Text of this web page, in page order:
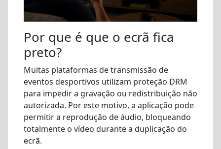
Por que é que o ecrã fica
preto?
Muitas plataformas de transmissão de
eventos desportivos utilizam proteção DRM
para impedir a gravação ou redistribuição não
autorizada. Por este motivo, a aplicação pode
permitir a reprodução de áudio, bloqueando
totalmente o vídeo durante a duplicação do
ecrã.